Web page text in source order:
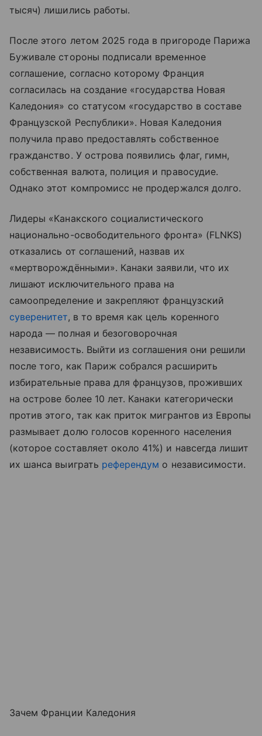
тысяч) лишились работы.
После этого летом 2025 года в пригороде Парижа
Буживале стороны подписали временное
соглашение, согласно которому Франция
согласилась на создание «государства Новая
Каледония» со статусом «государство в составе
Французской Республики». Новая Каледония
получила право предоставлять собственное
гражданство. У острова появились флаг, гимн,
собственная валюта, полиция и правосудие.
Однако этот компромисс не продержался долго.
Лидеры «Канакского социалистического
национально-освободительного фронта» (FLNKS)
отказались от соглашений, назвав их
«мертворождёнными». Канаки заявили, что их
лишают исключительного права на
самоопределение и закрепляют французский
суверенитет, в то время как цель коренного
народа — полная и безоговорочная
независимость. Выйти из соглашения они решили
после того, как Париж собрался расширить
избирательные права для французов, проживших
на острове более 10 лет. Канаки категорически
против этого, так как приток мигрантов из Европы
размывает долю голосов коренного населения
(которое составляет около 41%) и навсегда лишит
их шанса выиграть референдум о независимости.
Зачем Франции Каледония